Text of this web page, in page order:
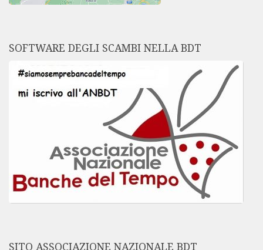
SOFTWARE DEGLI SCAMBI NELLA BDT
SITO ASSOCIAZIONE NAZIONALE BDT